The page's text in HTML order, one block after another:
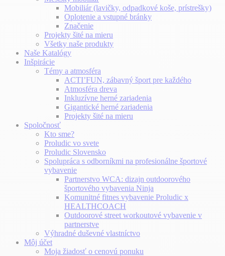
Mobiliár (lavičky, odpadkové koše, prístrešky)
Oplotenie a vstupné bránky
Značenie
Projekty šité na mieru
Všetky naše produkty
Naše Katalógy
Inšpirácie
Témy a atmosféra
ACTI’FUN, zábavný šport pre každého
Atmosféra dreva
Inkluzívne herné zariadenia
Gigantické herné zariadenia
Projekty šité na mieru
Spoločnosť
Kto sme?
Proludic vo svete
Proludic Slovensko
Spolupráca s odborníkmi na profesionálne športové
vybavenie
Partnerstvo WCA: dizajn outdoorového
športového vybavenia Ninja
Komunitné fitnes vybavenie Proludic x
HEALTHCOACH
Outdoorové street workoutové vybavenie v
partnerstve
Výhradné duševné vlastníctvo
Môj účet
Moja žiadosť o cenovú ponuku